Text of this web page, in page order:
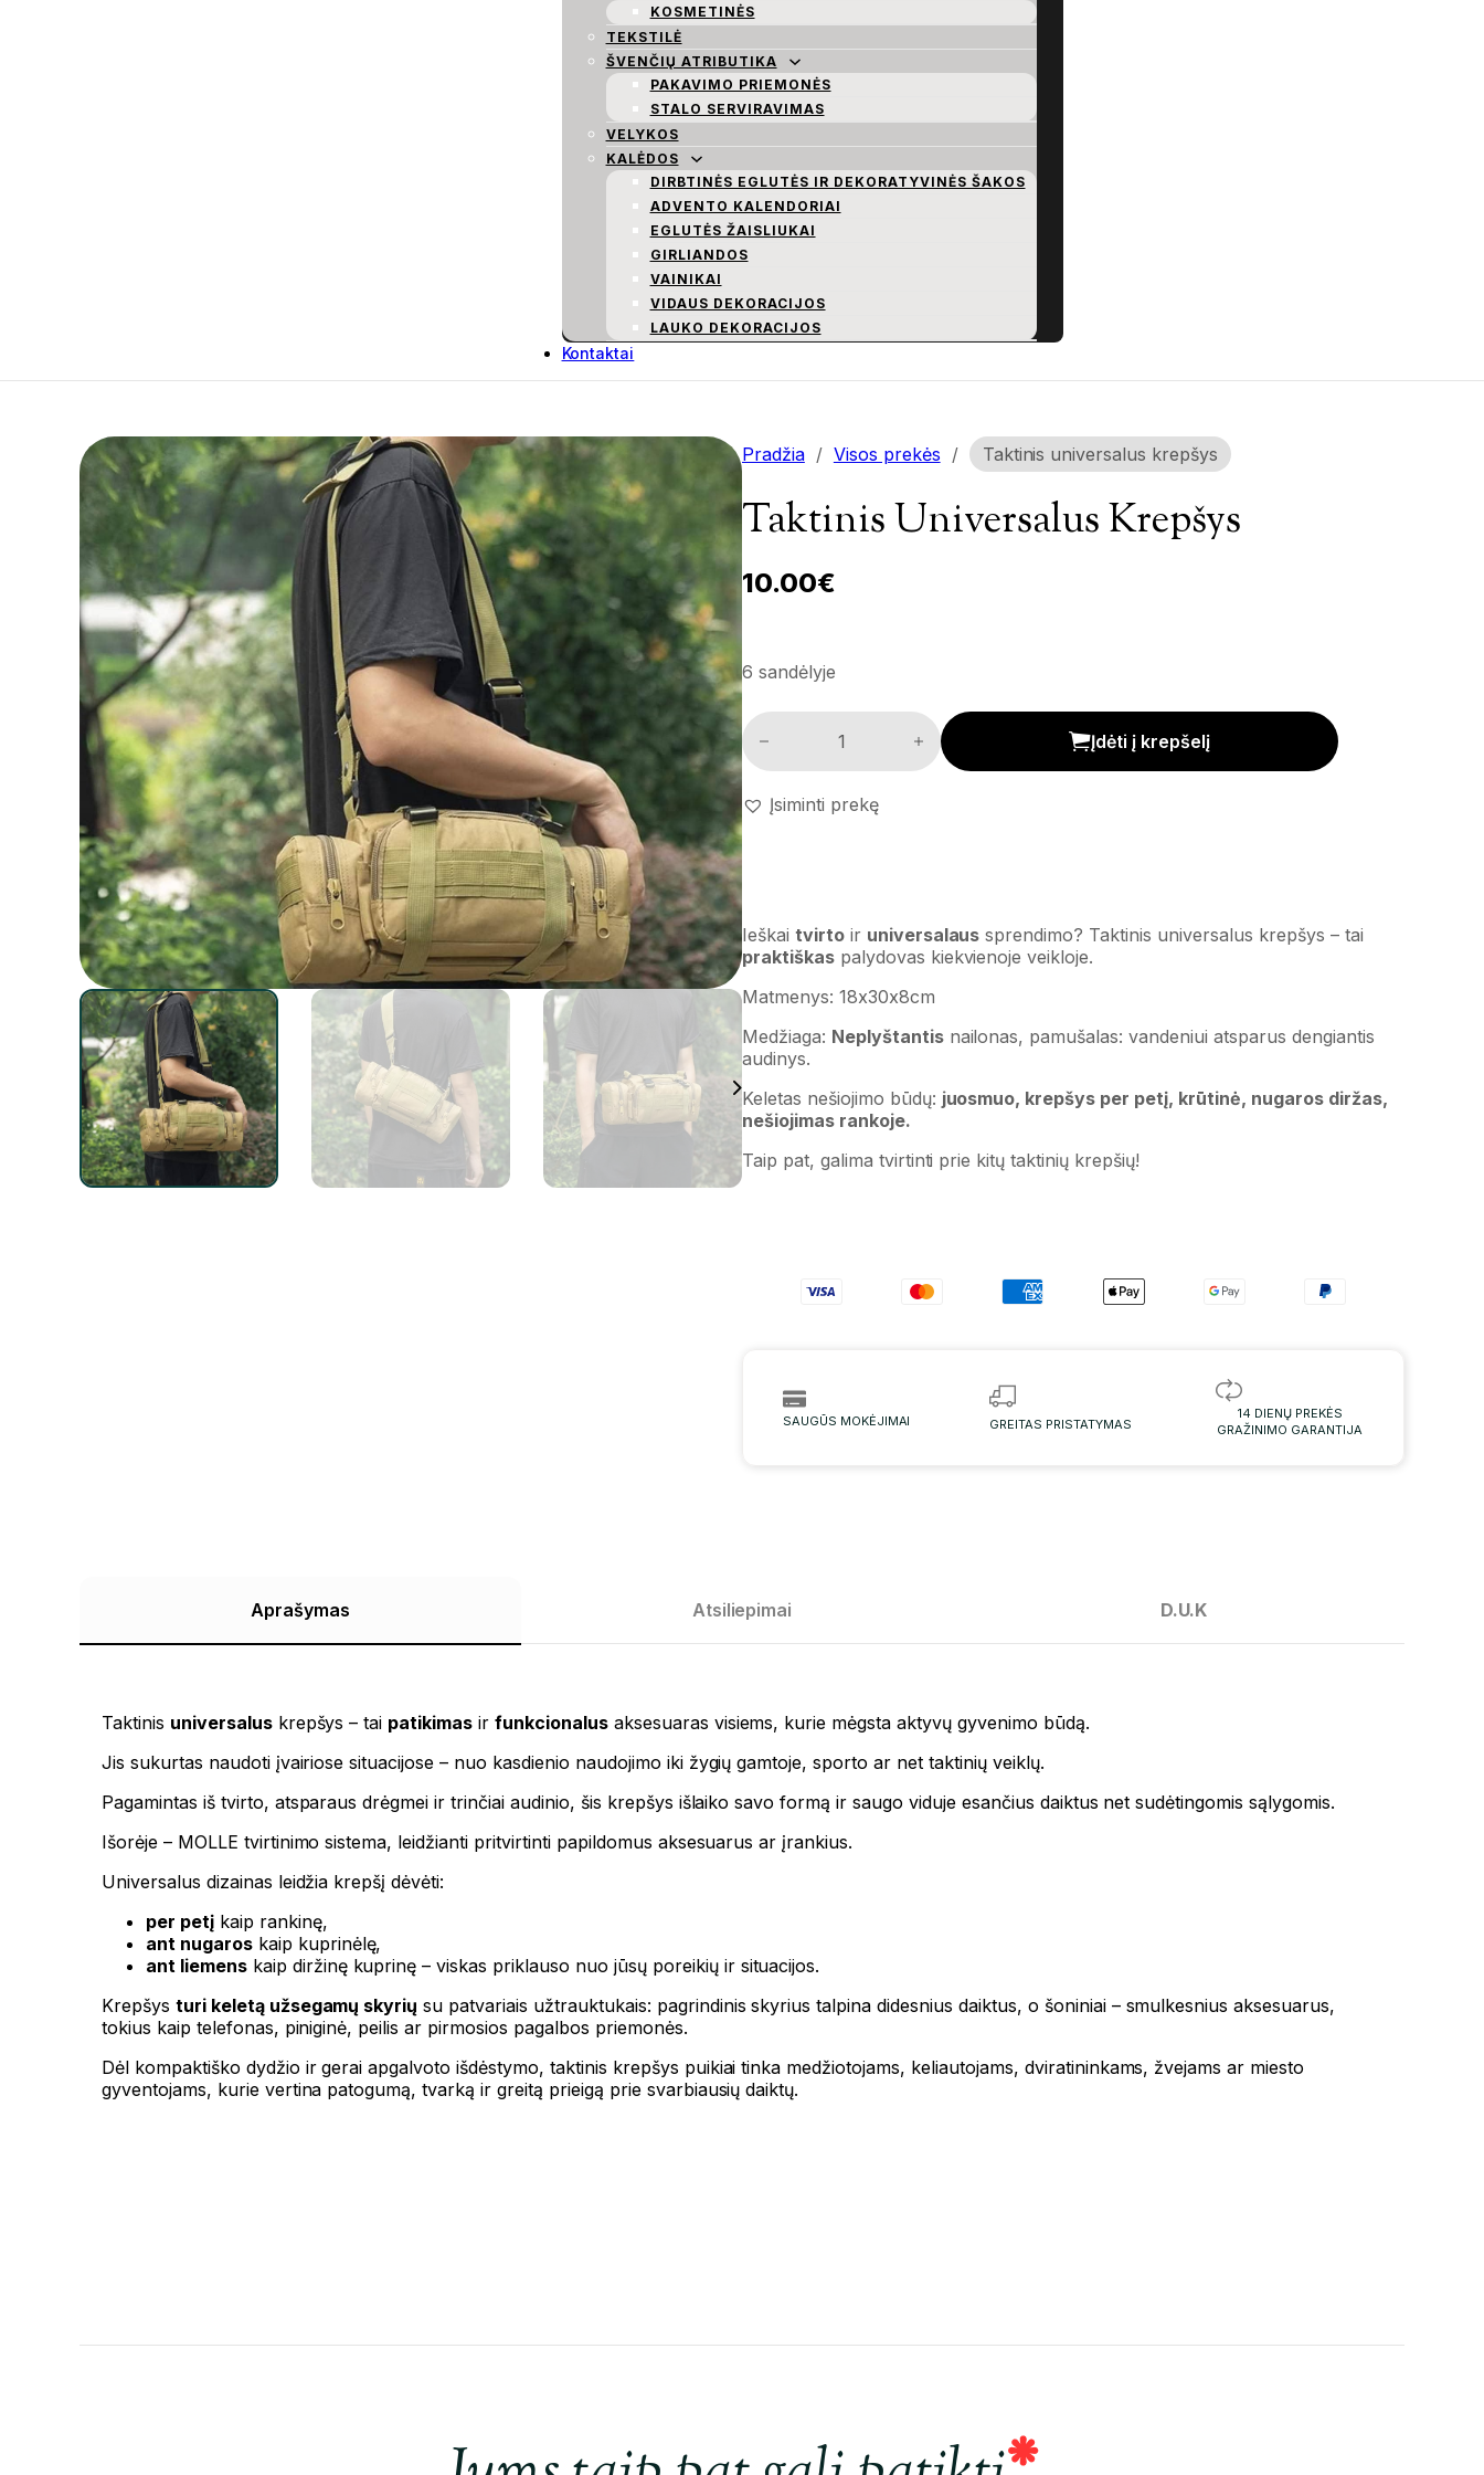
KOSMETINĖS
TEKSTILĖ
ŠVENČIŲ ATRIBUTIKA
PAKAVIMO PRIEMONĖS
STALO SERVIRAVIMAS
VELYKOS
KALĖDOS
DIRBTINĖS EGLUTĖS IR DEKORATYVINĖS ŠAKOS
ADVENTO KALENDORIAI
EGLUTĖS ŽAISLIUKAI
GIRLIANDOS
VAINIKAI
VIDAUS DEKORACIJOS
LAUKO DEKORACIJOS
Kontaktai
Pradžia / Visos prekės / Taktinis universalus krepšys
Taktinis Universalus Krepšys
10.00€
6 sandėlyje
Taktinis universalus krepšys kiekis
Įdėti į krepšelį
Įsiminti prekę
Ieškai tvirtoir universalaus sprendimo? Taktinis universalus krepšys – tai
praktiškaspalydovas kiekvienoje veikloje.
Matmenys: 18x30x8cm
Medžiaga: Neplyštantisnailonas, pamušalas: vandeniui atsparus dengiantis
audinys.
Keletas nešiojimo būdų: juosmuo, krepšys per petį, krūtinė, nugaros diržas,
nešiojimas rankoje.
Taip pat, galima tvirtinti prie kitų taktinių krepšių!
SAUGŪS MOKĖJIMAI GREITAS PRISTATYMAS
14 DIENŲ PREKĖS
GRAŽINIMO GARANTIJA
Aprašymas Atsiliepimai D.U.K
Taktinis universaluskrepšys – tai patikimas irfunkcionalusaksesuaras visiems, kurie mėgsta aktyvų gyvenimo būdą.
Jis sukurtas naudoti įvairiose situacijose – nuo kasdienio naudojimo iki žygių gamtoje, sporto ar net taktinių veiklų.
Pagamintas iš tvirto, atsparaus drėgmei ir trinčiai audinio, šis krepšys išlaiko savo formą ir saugo viduje esančius daiktus net sudėtingomis sąlygomis.
Išorėje – MOLLE tvirtinimo sistema, leidžianti pritvirtinti papildomus aksesuarus ar įrankius.
Universalus dizainas leidžia krepšį dėvėti:
per petįkaip rankinę,
ant nugaroskaip kuprinėlę,
ant liemenskaip diržinę kuprinę – viskas priklauso nuo jūsų poreikių ir situacijos.
Krepšys turi keletą užsegamų skyrių su patvariais užtrauktukais: pagrindinis skyrius talpina didesnius daiktus, o šoniniai – smulkesnius aksesuarus,
tokius kaip telefonas, piniginė, peilis ar pirmosios pagalbos priemonės.
Dėl kompaktiško dydžio ir gerai apgalvoto išdėstymo, taktinis krepšys puikiai tinka medžiotojams, keliautojams, dviratininkams, žvejams ar miesto
gyventojams, kurie vertina patogumą, tvarką ir greitą prieigą prie svarbiausių daiktų.